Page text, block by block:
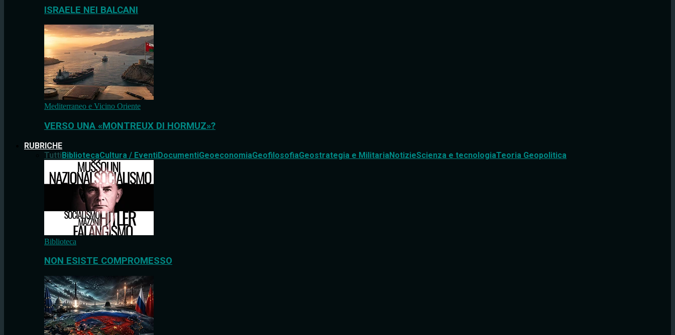
ISRAELE NEI BALCANI
Mediterraneo e Vicino Oriente
VERSO UNA «MONTREUX DI HORMUZ»?
RUBRICHE
TuttiBibliotecaCultura / EventiDocumentiGeoeconomiaGeofilosofiaGeostrategia e MilitariaNotizieScienza e tecnologiaTeoria Geopolitica
Biblioteca
NON ESISTE COMPROMESSO